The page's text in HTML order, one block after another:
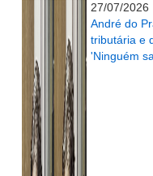
27/07/2026
André do
tributária e
'Ninguém